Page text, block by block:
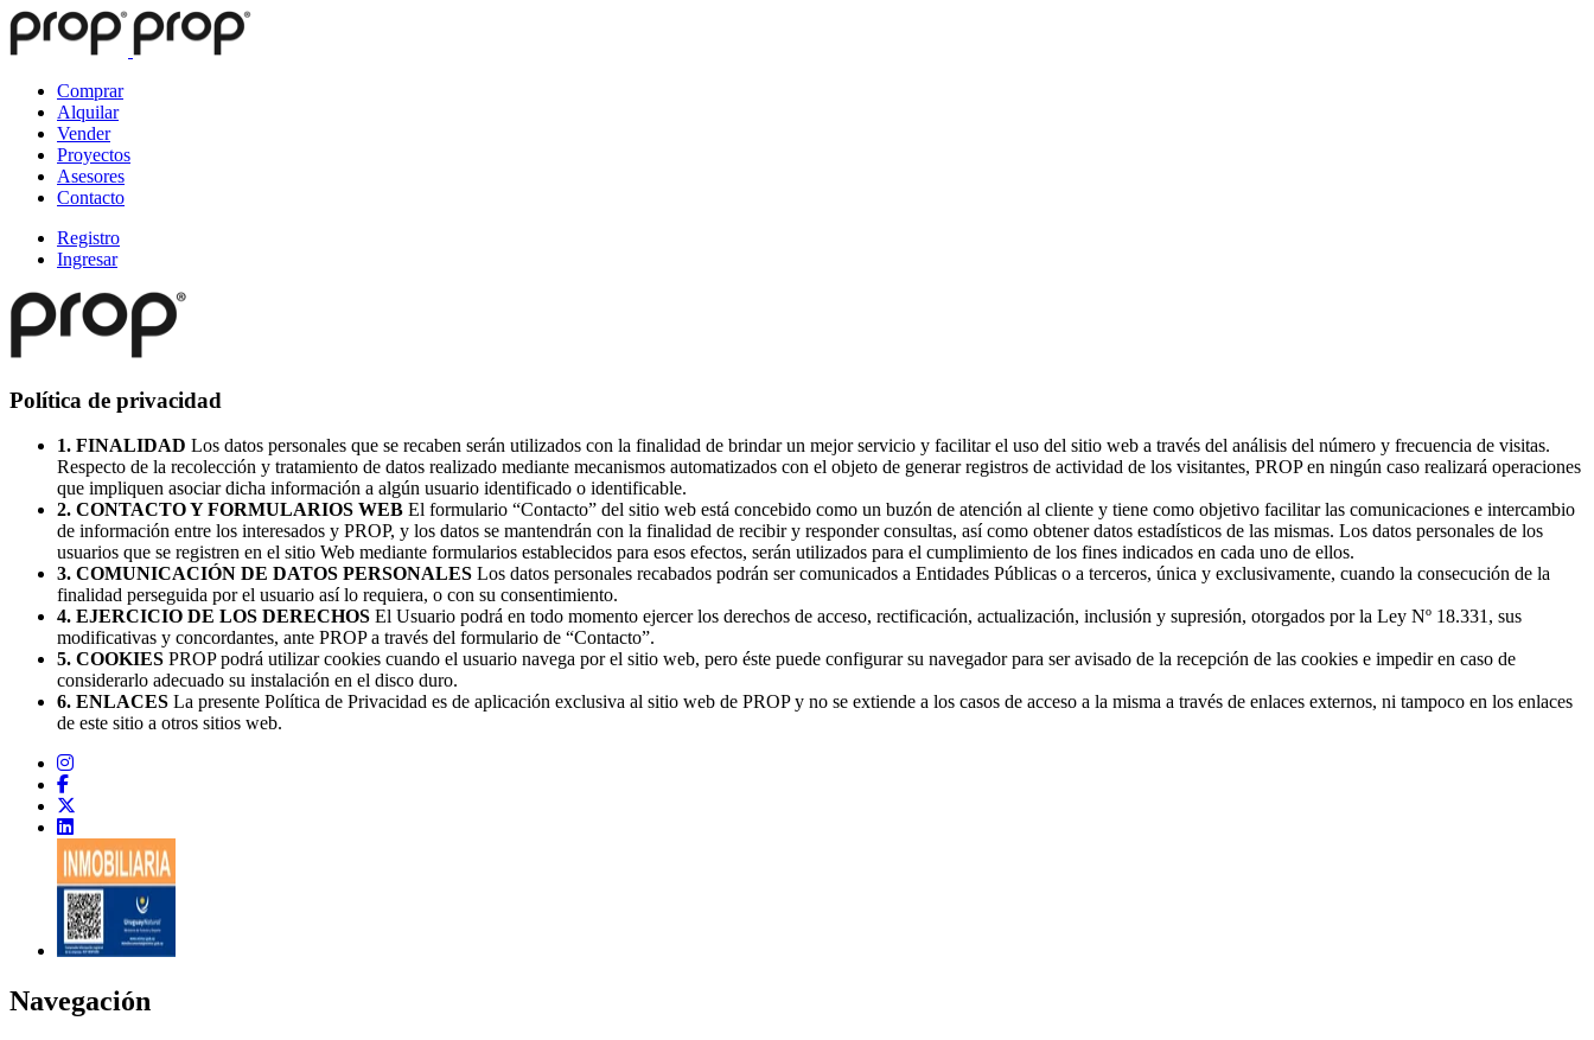
Comprar
Alquilar
Vender
Proyectos
Asesores
Contacto
Registro
Ingresar
Política de privacidad
1. FINALIDAD Los datos personales que se recaben serán utilizados con la finalidad de brindar un mejor servicio y facilitar el uso del sitio web a través del análisis del número y frecuencia de visitas.
Respecto de la recolección y tratamiento de datos realizado mediante mecanismos automatizados con el objeto de generar registros de actividad de los visitantes, PROP en ningún caso realizará operaciones
que impliquen asociar dicha información a algún usuario identificado o identificable.
2. CONTACTO Y FORMULARIOS WEB El formulario “Contacto” del sitio web está concebido como un buzón de atención al cliente y tiene como objetivo facilitar las comunicaciones e intercambio
de información entre los interesados y PROP, y los datos se mantendrán con la finalidad de recibir y responder consultas, así como obtener datos estadísticos de las mismas. Los datos personales de los
usuarios que se registren en el sitio Web mediante formularios establecidos para esos efectos, serán utilizados para el cumplimiento de los fines indicados en cada uno de ellos.
3. COMUNICACIÓN DE DATOS PERSONALES Los datos personales recabados podrán ser comunicados a Entidades Públicas o a terceros, única y exclusivamente, cuando la consecución de la
finalidad perseguida por el usuario así lo requiera, o con su consentimiento.
4. EJERCICIO DE LOS DERECHOS El Usuario podrá en todo momento ejercer los derechos de acceso, rectificación, actualización, inclusión y supresión, otorgados por la Ley Nº 18.331, sus
modificativas y concordantes, ante PROP a través del formulario de “Contacto”.
5. COOKIES PROP podrá utilizar cookies cuando el usuario navega por el sitio web, pero éste puede configurar su navegador para ser avisado de la recepción de las cookies e impedir en caso de
considerarlo adecuado su instalación en el disco duro.
6. ENLACES La presente Política de Privacidad es de aplicación exclusiva al sitio web de PROP y no se extiende a los casos de acceso a la misma a través de enlaces externos, ni tampoco en los enlaces
de este sitio a otros sitios web.
Navegación